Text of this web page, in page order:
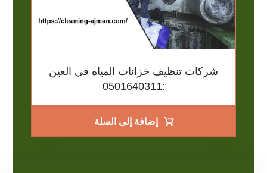
شركات تنظيف خزانات المياه في العين
:0501640311
إضافة إلى السلة